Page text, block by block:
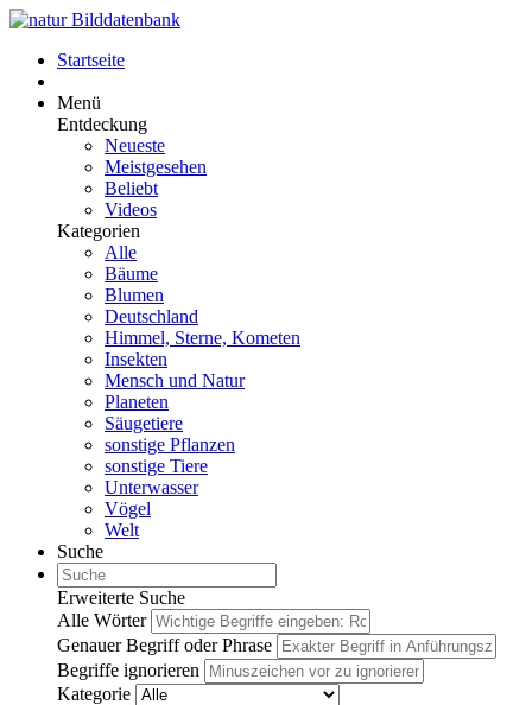
Startseite
Menü
Entdeckung
Neueste
Meistgesehen
Beliebt
Videos
Kategorien
Alle
Bäume
Blumen
Deutschland
Himmel, Sterne, Kometen
Insekten
Mensch und Natur
Planeten
Säugetiere
sonstige Pflanzen
sonstige Tiere
Unterwasser
Vögel
Welt
Suche
Erweiterte Suche
Alle Wörter
Genauer Begriff oder Phrase
Begriffe ignorieren
Kategorie